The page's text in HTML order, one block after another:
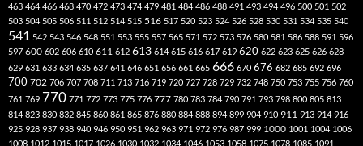
463 464 466 468 470 472 473 474 479 481 484 486 488 491 493 494 496 500 501 502
503 504 505 506 511 512 514 515 516 517 520 523 524 526 528 530 531 534 535 540
541 542 543 546 548 551 553 555 557 565 571 572 573 576 580 581 586 588 591 596
597 600 602 606 610 611 612 613 614 615 616 617 619 620 622 623 625 626 628
629 631 633 634 635 637 641 646 651 656 661 665 666 670 676 682 685 692 696
700 702 706 707 708 711 713 716 719 720 727 728 729 732 748 750 753 755 756 760
761 769 770 771 772 773 775 776 777 780 783 784 790 791 793 798 800 805 813
814 823 830 832 845 860 861 865 876 880 884 888 894 899 904 910 911 913 914 916
925 928 937 938 940 946 950 951 962 963 971 972 976 987 999 1000 1001 1004 1006
1008 1012 1015 1017 1026 1030 1032 1034 1046 1053 1058 1075 1078 1085 1091